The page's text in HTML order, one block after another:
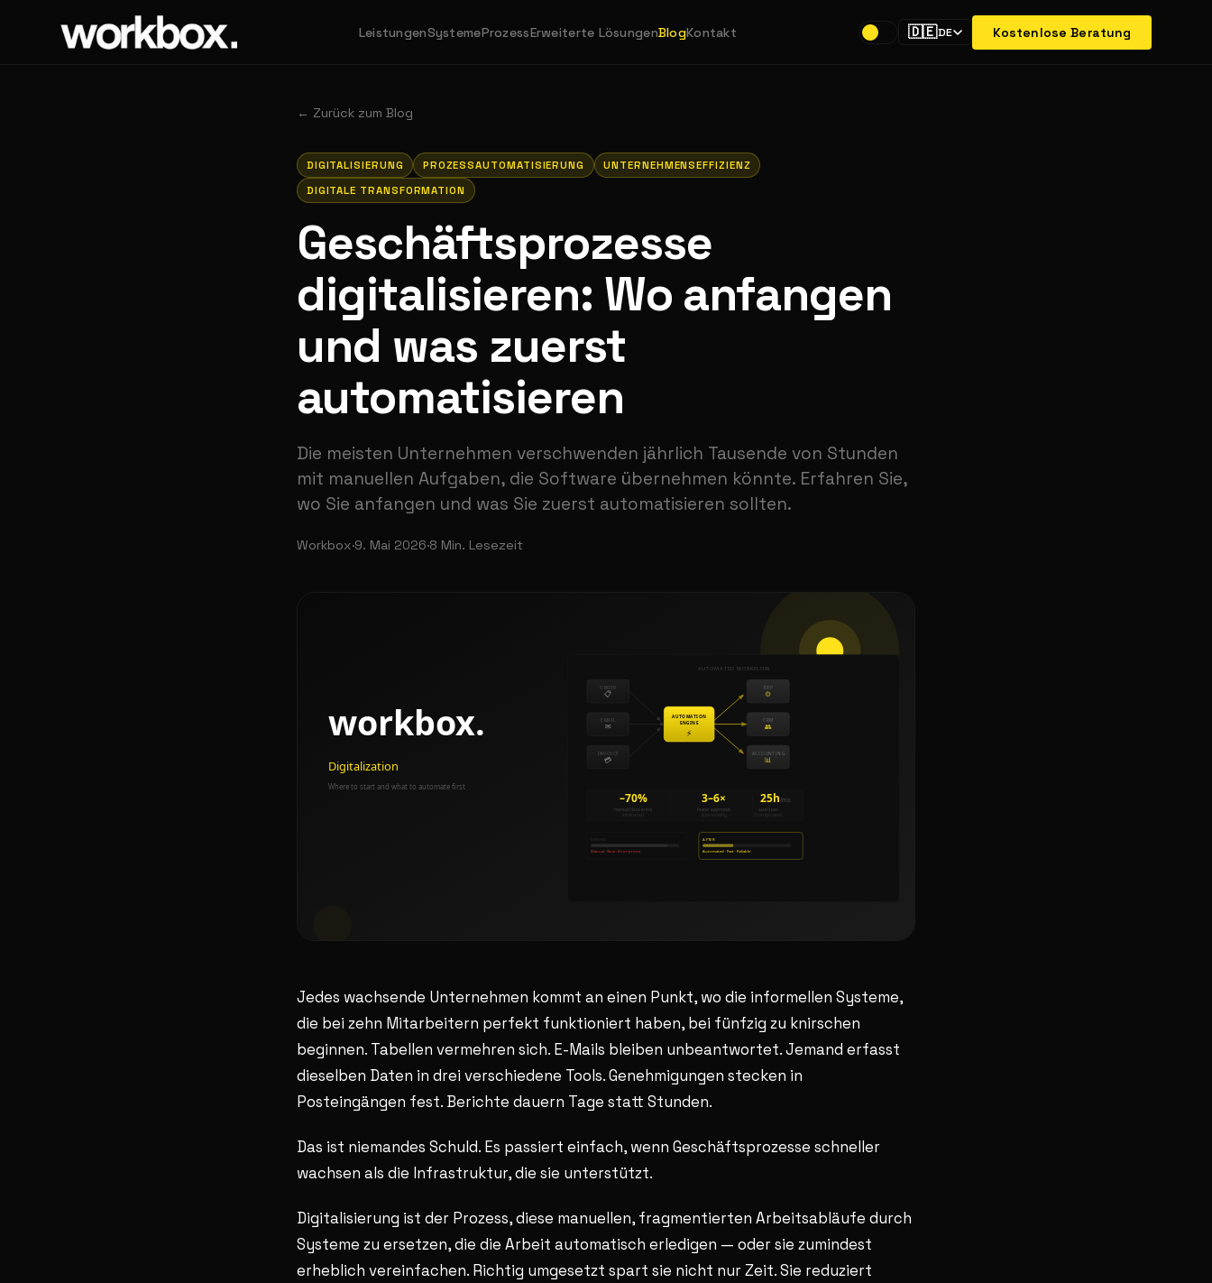
LeistungenSystemeProzessErweiterte LösungenBlogKontakt 🇩🇪DE Kostenlose Beratung
← Zurück zum Blog
DIGITALISIERUNG PROZESSAUTOMATISIERUNG
UNTERNEHMENSEFFIZIENZ
DIGITALE TRANSFORMATION
Geschäftsprozesse
digitalisieren: Wo anfangen
und was zuerst
automatisieren
Die meisten Unternehmen verschwenden jährlich Tausende von Stunden
mit manuellen Aufgaben, die Software übernehmen könnte. Erfahren Sie,
wo Sie anfangen und was Sie zuerst automatisieren sollten.
Workbox·9. Mai 2026·8 Min. Lesezeit
Jedes wachsende Unternehmen kommt an einen Punkt, wo die informellen Systeme,
die bei zehn Mitarbeitern perfekt funktioniert haben, bei fünfzig zu knirschen
beginnen. Tabellen vermehren sich. E-Mails bleiben unbeantwortet. Jemand erfasst
dieselben Daten in drei verschiedene Tools. Genehmigungen stecken in
Posteingängen fest. Berichte dauern Tage statt Stunden.
Das ist niemandes Schuld. Es passiert einfach, wenn Geschäftsprozesse schneller
wachsen als die Infrastruktur, die sie unterstützt.
Digitalisierung ist der Prozess, diese manuellen, fragmentierten Arbeitsabläufe durch
Systeme zu ersetzen, die die Arbeit automatisch erledigen — oder sie zumindest
erheblich vereinfachen. Richtig umgesetzt spart sie nicht nur Zeit. Sie reduziert